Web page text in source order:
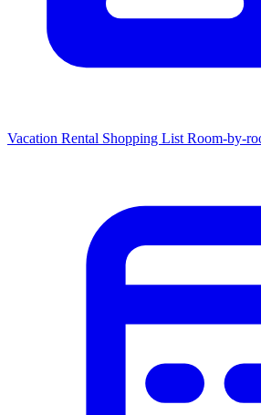
Vacation Rental Shopping List Room-by-